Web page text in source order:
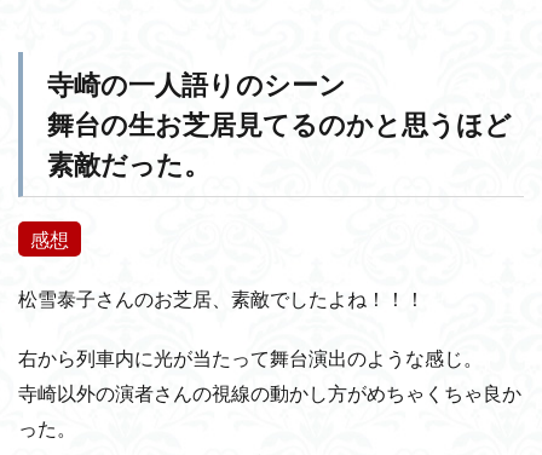
寺崎の一人語りのシーン
舞台の生お芝居見てるのかと思うほど
素敵だった。
感想
松雪泰子さんのお芝居、素敵でしたよね！！！
右から列車内に光が当たって舞台演出のような感じ。
寺崎以外の演者さんの視線の動かし方がめちゃくちゃ良か
った。